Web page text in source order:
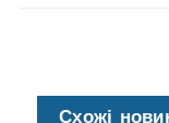
Схожі